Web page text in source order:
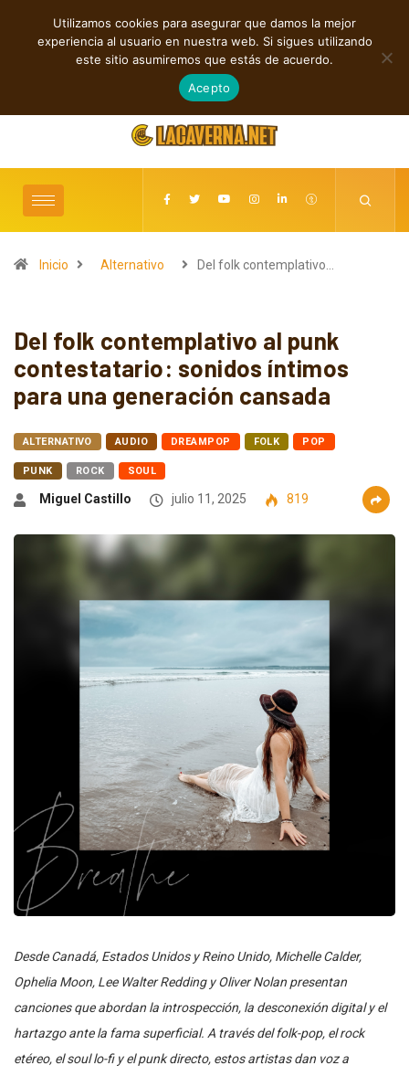
TENDENCIAS
Rock, folk e indie: cuatro estrenos independientes por descubrir
agosto 7, 2026
Inicio Alternativo Del folk contemplativo…
Del folk contemplativo al punk
contestatario: sonidos íntimos
para una generación cansada
ALTERNATIVO AUDIO DREAMPOP FOLK POP
PUNK ROCK SOUL
Miguel Castillo julio 11, 2025 819
Desde Canadá, Estados Unidos y Reino Unido, Michelle Calder,
Ophelia Moon, Lee Walter Redding y Oliver Nolan presentan
canciones que abordan la introspección, la desconexión digital y el
hartazgo ante la fama superficial. A través del folk-pop, el rock
etéreo, el soul lo-fi y el punk directo, estos artistas dan voz a
Utilizamos cookies para asegurar que damos la mejor
experiencia al usuario en nuestra web. Si sigues utilizando
este sitio asumiremos que estás de acuerdo.
Acepto